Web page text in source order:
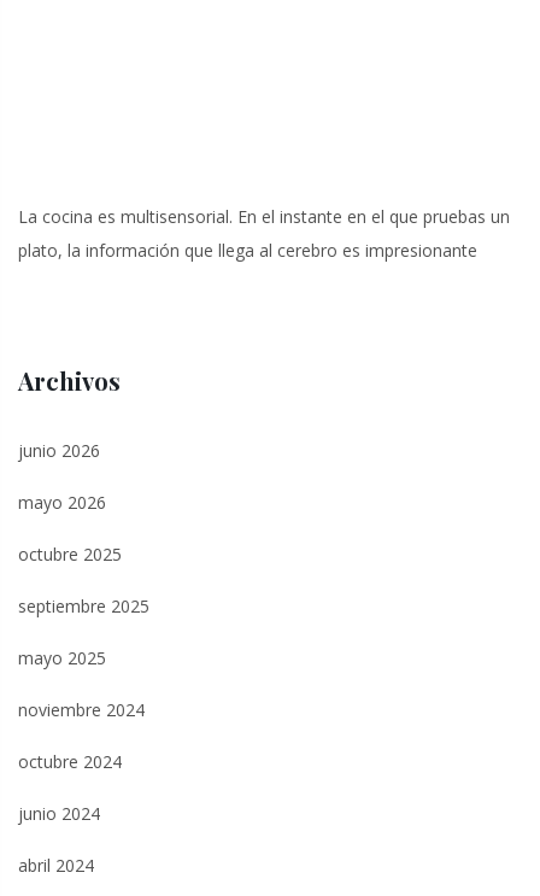
La cocina es multisensorial. En el instante en el que pruebas un
plato, la información que llega al cerebro es impresionante
Archivos
junio 2026
mayo 2026
octubre 2025
septiembre 2025
mayo 2025
noviembre 2024
octubre 2024
junio 2024
abril 2024